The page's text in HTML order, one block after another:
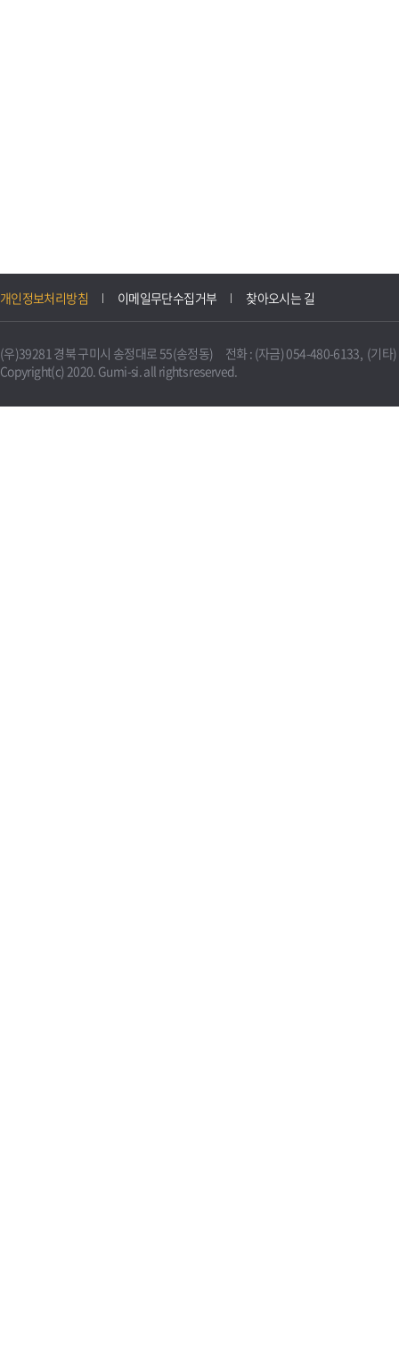
개인정보처리방침 이메일무단수집거부 찾아오시는 길
(우)39281 경북 구미시 송정대로 55(송정동) 전화 : (자금) 054-480-6133, (기타
Copyright(c) 2020. Gumi-si. all rights reserved.